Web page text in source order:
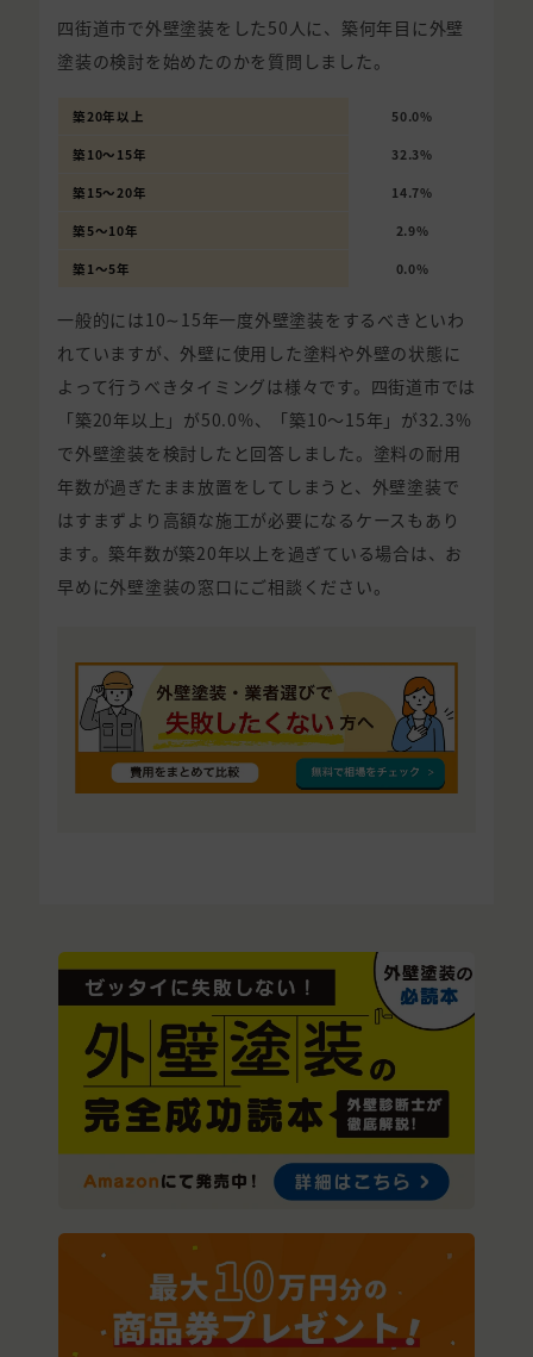
四街道市で外壁塗装をした50人に、築何年目に外壁
塗装の検討を始めたのかを質問しました。
築20年以上 50.0%
築10〜15年 32.3%
築15〜20年 14.7%
築5〜10年 2.9%
築1〜5年 0.0%
一般的には10∼15年一度外壁塗装をするべきといわ
れていますが、外壁に使用した塗料や外壁の状態に
よって行うべきタイミングは様々です。四街道市では
「築20年以上」が50.0%、「築10〜15年」が32.3%
で外壁塗装を検討したと回答しました。塗料の耐用
年数が過ぎたまま放置をしてしまうと、外壁塗装で
はすまずより高額な施工が必要になるケースもあり
ます。築年数が築20年以上を過ぎている場合は、お
早めに外壁塗装の窓口にご相談ください。